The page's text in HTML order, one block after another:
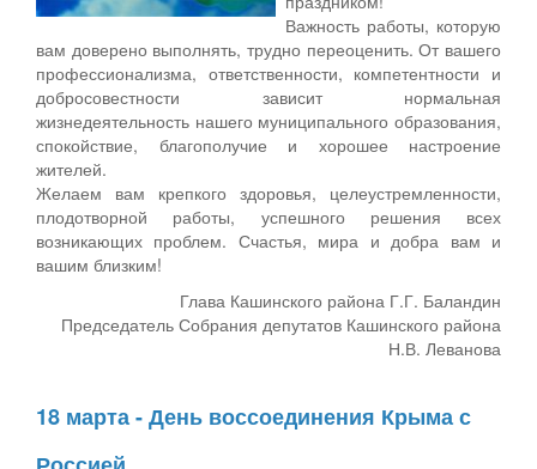
Важность работы, которую
вам доверено выполнять, трудно переоценить. От вашего
профессионализма, ответственности, компетентности и
добросовестности зависит нормальная
жизнедеятельность нашего муниципального образования,
спокойствие, благополучие и хорошее настроение
жителей.
Желаем вам крепкого здоровья, целеустремленности,
плодотворной работы, успешного решения всех
возникающих проблем. Счастья, мира и добра вам и
вашим близким!
Глава Кашинского района Г.Г. Баландин
Председатель Собрания депутатов Кашинского района
Н.В. Леванова
18 марта - День воссоединения Крыма с